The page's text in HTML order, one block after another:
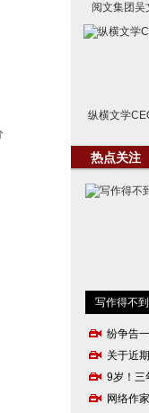
阅文集团吴
纵横文学
热点关注
写作得不
纷争告
关于近
9岁！三
网络作